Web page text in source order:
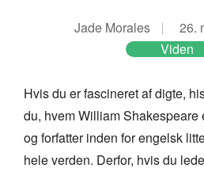
Jade Morales
26.
Viden
Hvis du er fascineret af digte,
du, hvem William Shakespeare
og forfatter inden for engelsk
hele verden. Derfor, hvis du